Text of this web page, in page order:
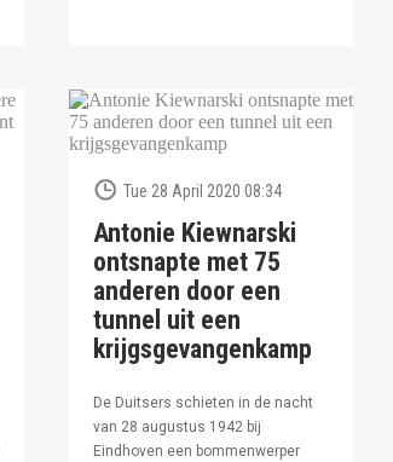
Tue 28 April 2020 08:34
Antonie Kiewnarski
ontsnapte met 75
anderen door een
tunnel uit een
krijgsgevangenkamp
De Duitsers schieten in de nacht
van 28 augustus 1942 bij
Eindhoven een bommenwerper